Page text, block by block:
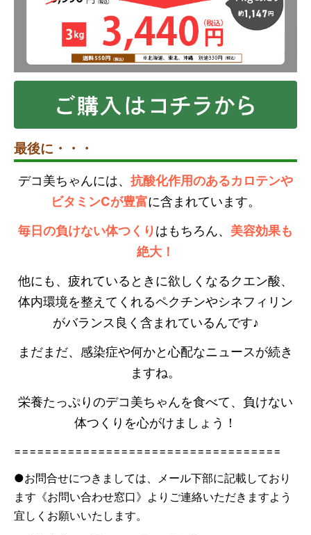
最後に・・・
デコ美ちゃんには、 抗酸化作用のあるカロテンや
ビタミンCが豊富に含まれています。
毎日の負けない体つくりはもちろん、 美容効果も
絶大！
他にも、疲れているときに欲しくなるクエン酸、
体内環境を整えてくれるペクチンやシネフィリン
がバランス良く含まれているんです♪
まだまだ、感染症や何かと心配なニュースが続き
ますね。
栄養たっぷりのデコ美ちゃんを食べて、負けない
体つくりを心がけましょう！
===================================
●お問合せにつきましては、メール下部に記載しており
ます《お問い合わせ窓口》よりご連絡いただきますよう
宜しくお願いいたします。